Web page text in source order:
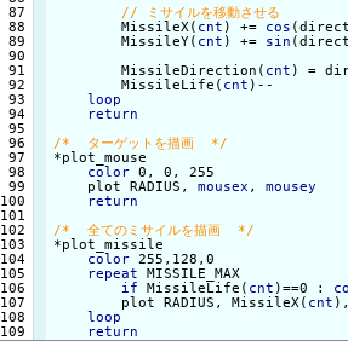
87
88
89
90
91
92
93
94
95
96
97
98
99
100
101
102
103
104
105
106
107
108
        MissileX(
cnt ) += cos
        MissileY(
cnt ) += sin
        MissileDirection(
cnt ) =
        MissileLife(
cnt
loop
return
/*  ターゲットを描画  */
color 0, 0, 255
    plot RADIUS,
mousex , mousey
return
/*  全てのミサイルを描画  */
color 255,128,0
repeat
MISSILE_MAX
if
MissileLife( cnt )==0 :
        plot RADIUS, MissileX(
cnt
loop
return